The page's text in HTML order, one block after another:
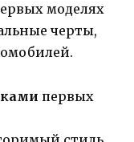
моделях
черты,
первых